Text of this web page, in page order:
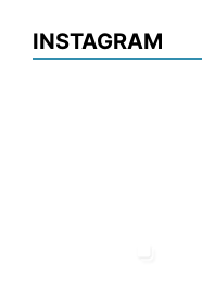
INSTAGRAM